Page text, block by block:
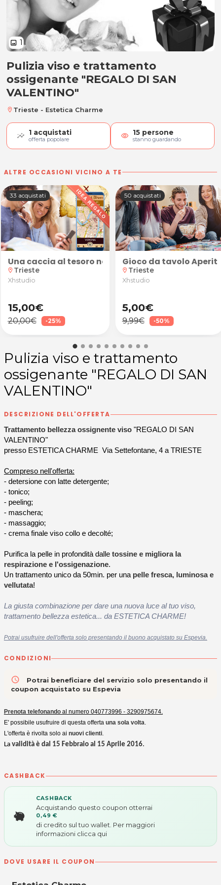
image 1
Pulizia viso e trattamento
Pulizia viso e trattamento
ossigenante "REGALO DI SAN
VALENTINO"
location_on Trieste - Estetica Charme
1 acquistati
offerta popolare visibility 15 persone
stanno guardando
ALTRE OCCASIONI VICINO A TE
smalto semipermanente oppure pedicure
33 acquistati
Una caccia al tesoro nella suggestiva atmosfera
location_on Trieste
Xhstudio
15,00€
20,00€ -25%
50 acquistati
Gioco da tavolo
location_on Trieste
Xhstudio
5,00€
9,99€ -50%
Pulizia viso e trattamento
ossigenante "REGALO DI SAN
VALENTINO"
DESCRIZIONE DELL'OFFERTA
Trattamento bellezza ossignente viso "REGALO DI SAN
VALENTINO"
presso ESTETICA CHARME Via Settefontane, 4 a TRIESTE
Compreso nell'offerta:
- detersione con latte detergente;
- tonico;
- peeling;
- maschera;
- massaggio;
- crema finale viso collo e decolté;
Purifica la pelle in profondità dalle tossine e migliora la
respirazione e l'ossigenazione.
Un trattamento unico da 50min. per una pelle fresca, luminosa e
vellutata!
La giusta combinazione per dare una nuova luce al tuo viso,
trattamento bellezza estetica... da ESTETICA CHARME!
Potrai usufruire dell'offerta solo presentando il buono acquistato su Espevia.
CONDIZIONI
access_time
Potrai beneficiare del servizio solo presentando il
coupon acquistato su Espevia
Prenota telefonando al numero 040773996 - 3290975674.
E' possibile usufruire di questa offerta una sola volta.
L'offerta è rivolta solo ai nuovi clienti.
La validità è dal 15 Febbraio al 15 Aprile 2016.
CASHBACK
CASHBACK
Acquistando questo coupon otterrai
0,49 €
di credito sul tuo wallet. Per maggiori
informazioni clicca qui
DOVE USARE IL COUPON